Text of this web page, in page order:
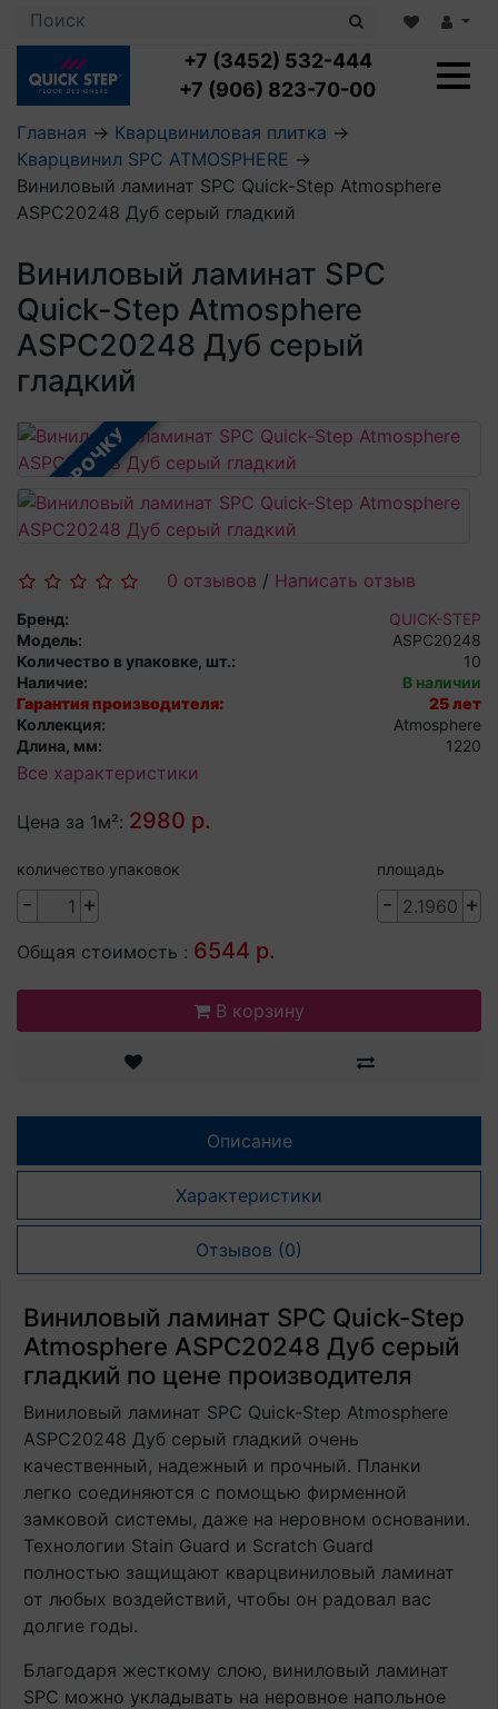
+7 (3452) 532-444
+7 (906) 823-70-00
Ламинат с укладкой
Ламинат 32 класс
Посмотреть все категории
LOC FLOOR PLUS
LOC FLOOR ARCTIC
Посмотреть все категории
Кварцвиниловая плитка с укладкой
Клеевая кварцвиниловая плитка
Виниловый ламинат
Кварцвинил SPC OASIS
Плинтус
Профили для ступеней
Подложка
Пороги
Посмотреть все категории
Аксессуары для стеновых панелей
Главная → Кварцвиниловая плитка →
Кварцвинил SPC ATMOSPHERE →
Виниловый ламинат SPC Quick-Step Atmosphere
ASPC20248 Дуб серый гладкий
Виниловый ламинат SPC
Quick-Step Atmosphere
ASPC20248 Дуб серый
гладкий
В РАССРОЧКУ
0 отзывов / Написать отзыв
Бренд:
QUICK-STEP
Модель:
ASPC20248
Количество в упаковке, шт.:
10
Наличие:
В наличии
Гарантия производителя:
25 лет
Коллекция:
Atmosphere
Длина, мм:
1220
Все характеристики
Цена за 1м²: 2980 р.
количество упаковок
- +
площадь
- +
Общая стоимость : 6544 р.
В корзину
Описание
Характеристики
Отзывов (0)
Виниловый ламинат SPC Quick-Step
Atmosphere ASPC20248 Дуб серый
гладкий по цене производителя
Виниловый ламинат SPC Quick-Step Atmosphere
ASPC20248 Дуб серый гладкий очень
качественный, надежный и прочный. Планки
легко соединяются с помощью фирменной
замковой системы, даже на неровном основании.
Технологии Stain Guard и Scratch Guard
полностью защищают кварцвиниловый ламинат
от любых воздействий, чтобы он радовал вас
долгие годы.
Благодаря жесткому слою, виниловый ламинат
SPC можно укладывать на неровное напольное